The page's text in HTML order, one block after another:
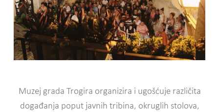
Muzej grada Trogira organizira i ugošćuje različita
događanja poput javnih tribina, okruglih stolova,